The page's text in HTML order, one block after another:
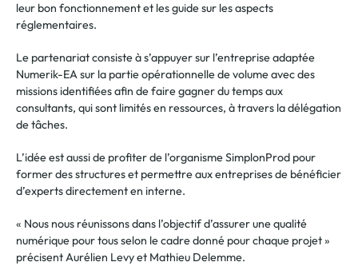
leur bon fonctionnement et les guide sur les aspects
réglementaires.
Le partenariat consiste à s’appuyer sur l’entreprise adaptée
Numerik-EA sur la partie opérationnelle de volume avec des
missions identifiées afin de faire gagner du temps aux
consultants, qui sont limités en ressources, à travers la délégation
de tâches.
L’idée est aussi de profiter de l’organisme SimplonProd pour
former des structures et permettre aux entreprises de bénéficier
d’experts directement en interne.
« Nous nous réunissons dans l’objectif d’assurer une qualité
numérique pour tous selon le cadre donné pour chaque projet »
précisent Aurélien Levy et Mathieu Delemme.